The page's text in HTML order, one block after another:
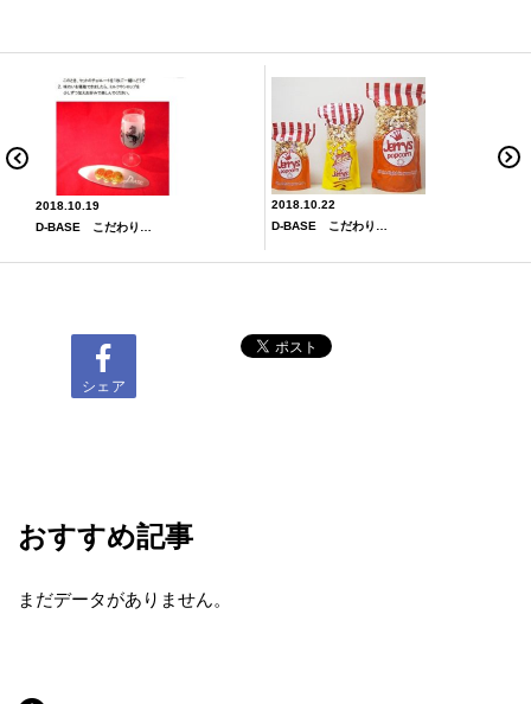
2018.10.19
D-BASE こだわりの逸品シリーズ １
2018.10.22
D-BASE こだわりの逸品シリーズ 3
シェア
おすすめ記事
まだデータがありません。